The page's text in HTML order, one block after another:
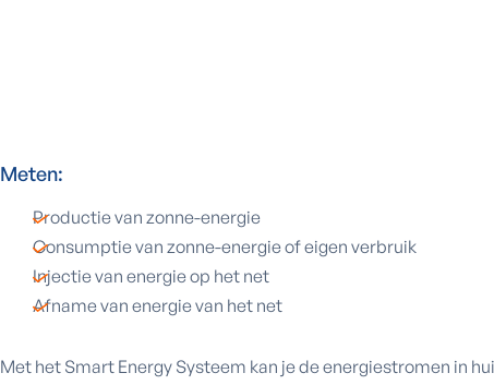
Meten:
Productie van zonne-energie
Consumptie van zonne-energie of eigen verbruik
Injectie van energie op het net
Afname van energie van het net
Met het Smart Energy Systeem kan je de energiestromen in